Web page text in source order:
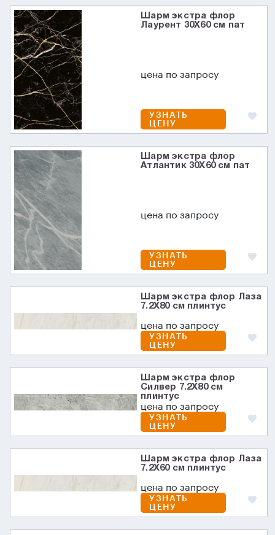
Шарм экстра флор
Лаурент 30X60 см пат
цена по запросу
УЗНАТЬ
ЦЕНУ
Шарм экстра флор
Атлантик 30X60 см пат
цена по запросу
УЗНАТЬ
ЦЕНУ
Шарм экстра флор Лаза
7.2X80 см плинтус
цена по запросу
УЗНАТЬ
ЦЕНУ
Шарм экстра флор
Силвер 7.2X80 см
плинтус
цена по запросу
УЗНАТЬ
ЦЕНУ
Шарм экстра флор Лаза
7.2X60 см плинтус
цена по запросу
УЗНАТЬ
ЦЕНУ